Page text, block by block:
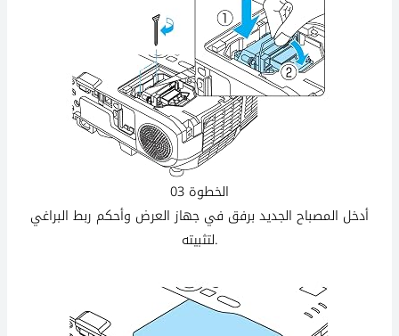
الخطوة 03
أدخل المصباح الجديد برفق في جهاز العرض وأحكم ربط البراغي
لتثبيته.